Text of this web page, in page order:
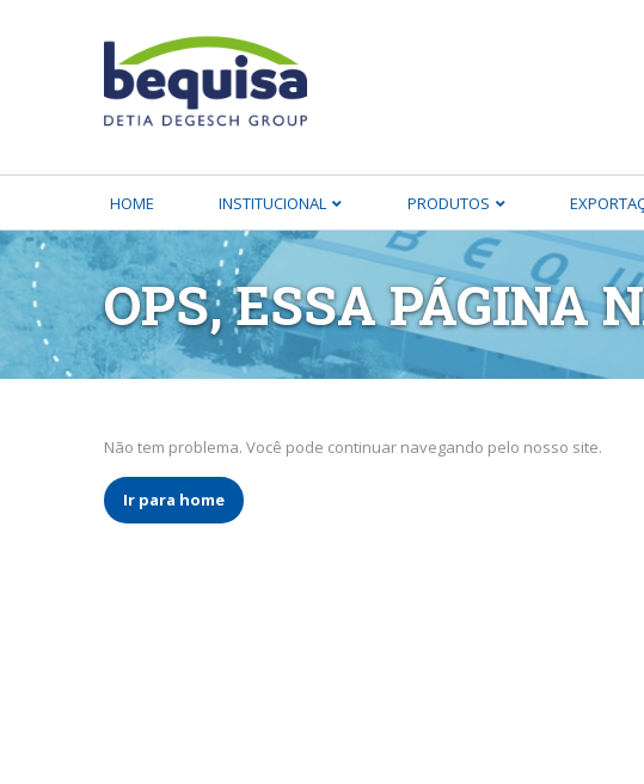
HOME INSTITUCIONAL PRODUTOS
OPS, ESSA PÁGINA
Não tem problema. Você pode continuar navegando pelo nosso site.
Ir para home